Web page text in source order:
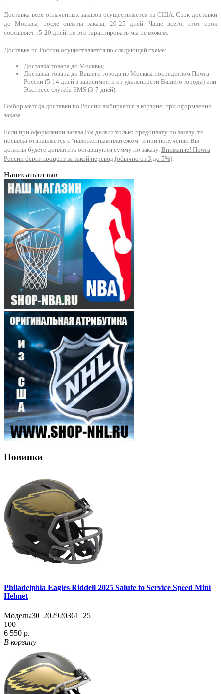
Доставка всех оплаченных заказов осуществляется из США. Срок доставки
до Москвы, после оплаты заказа, 20-25 дней. Чаще всего, этот срок
составляет 15-20 дней, но это гарантировать мы не можем.
Доставка по России осуществляется по следующей схеме:
Доставка товара до Москвы;
Доставка товара до Вашего города из Москвы посредством Почта
России (5-14 дней в зависимости от удалённости Вашего города) или
Экспресс служба EMS (3-7 дней).
Выбор метода доставки по России выбирается в корзине, при оформлении
заказа.
Если при оформлении заказа Вы делали только предоплату по заказу, то
посылка отправляется с "наложенным платежом" и при получении Вы
должны будете доплатить оставшуюся сумму по заказу. Внимание! Почта
России берет процент за такой перевод (обычно от 3 до 5%).
Написать отзыв
Новинки
Philadelphia Eagles Riddell 2025 Salute to Service Speed Mini
Helmet
Модель:30_202920361_25
100
6 550 р.
В корзину